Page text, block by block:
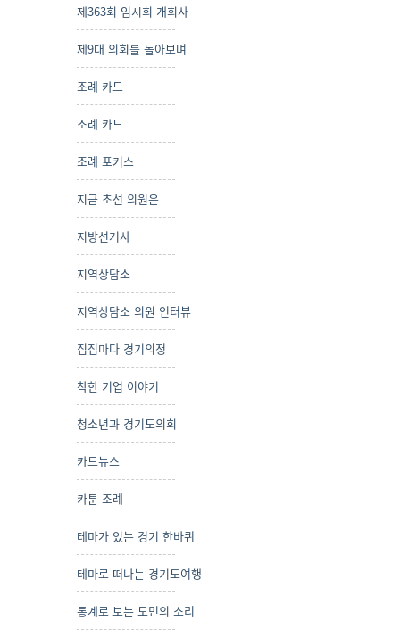
제363회 임시회 개회사
제9대 의회를 돌아보며
조례 카드
조례 카드
조례 포커스
지금 초선 의원은
지방선거사
지역상담소
지역상담소 의원 인터뷰
집집마다 경기의정
착한 기업 이야기
청소년과 경기도의회
카드뉴스
카툰 조례
테마가 있는 경기 한바퀴
테마로 떠나는 경기도여행
통계로 보는 도민의 소리